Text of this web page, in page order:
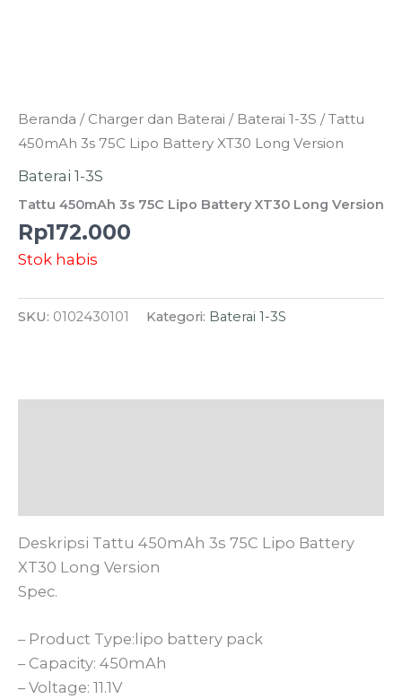
Beranda / Charger dan Baterai / Baterai 1-3S / Tattu
450mAh 3s 75C Lipo Battery XT30 Long Version
Baterai 1-3S
Tattu 450mAh 3s 75C Lipo Battery XT30 Long Version
Rp172.000
Stok habis
SKU: 0102430101 Kategori: Baterai 1-3S
Deskripsi Tattu 450mAh 3s 75C Lipo Battery
XT30 Long Version
Spec.
– Product Type:lipo battery pack
– Capacity: 450mAh
– Voltage: 11.1V